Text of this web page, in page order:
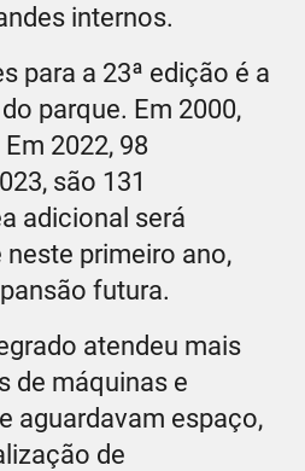
internos.
para a 23ª edição é a
parque. Em 2000,
2022, 98
são 131
adicional será
primeiro ano,
futura.
atendeu mais
de máquinas e
aguardavam espaço,
de